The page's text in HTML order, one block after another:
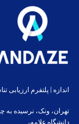
اندازه | پلتفرم
تهران، ونک، نرسیده به چهار راه
دانشگاه علامه،